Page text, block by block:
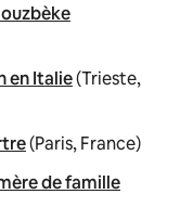
en Italie(Trieste,
(Paris, France)
de famille